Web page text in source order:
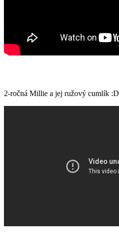
2-ročná Millie a jej ružový cumlík :D